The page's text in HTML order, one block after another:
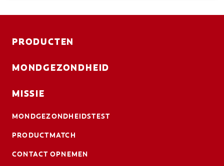
PRODUCTEN
MONDGEZONDHEID
MISSIE
MONDGEZONDHEIDSTEST
PRODUCTMATCH
CONTACT OPNEMEN